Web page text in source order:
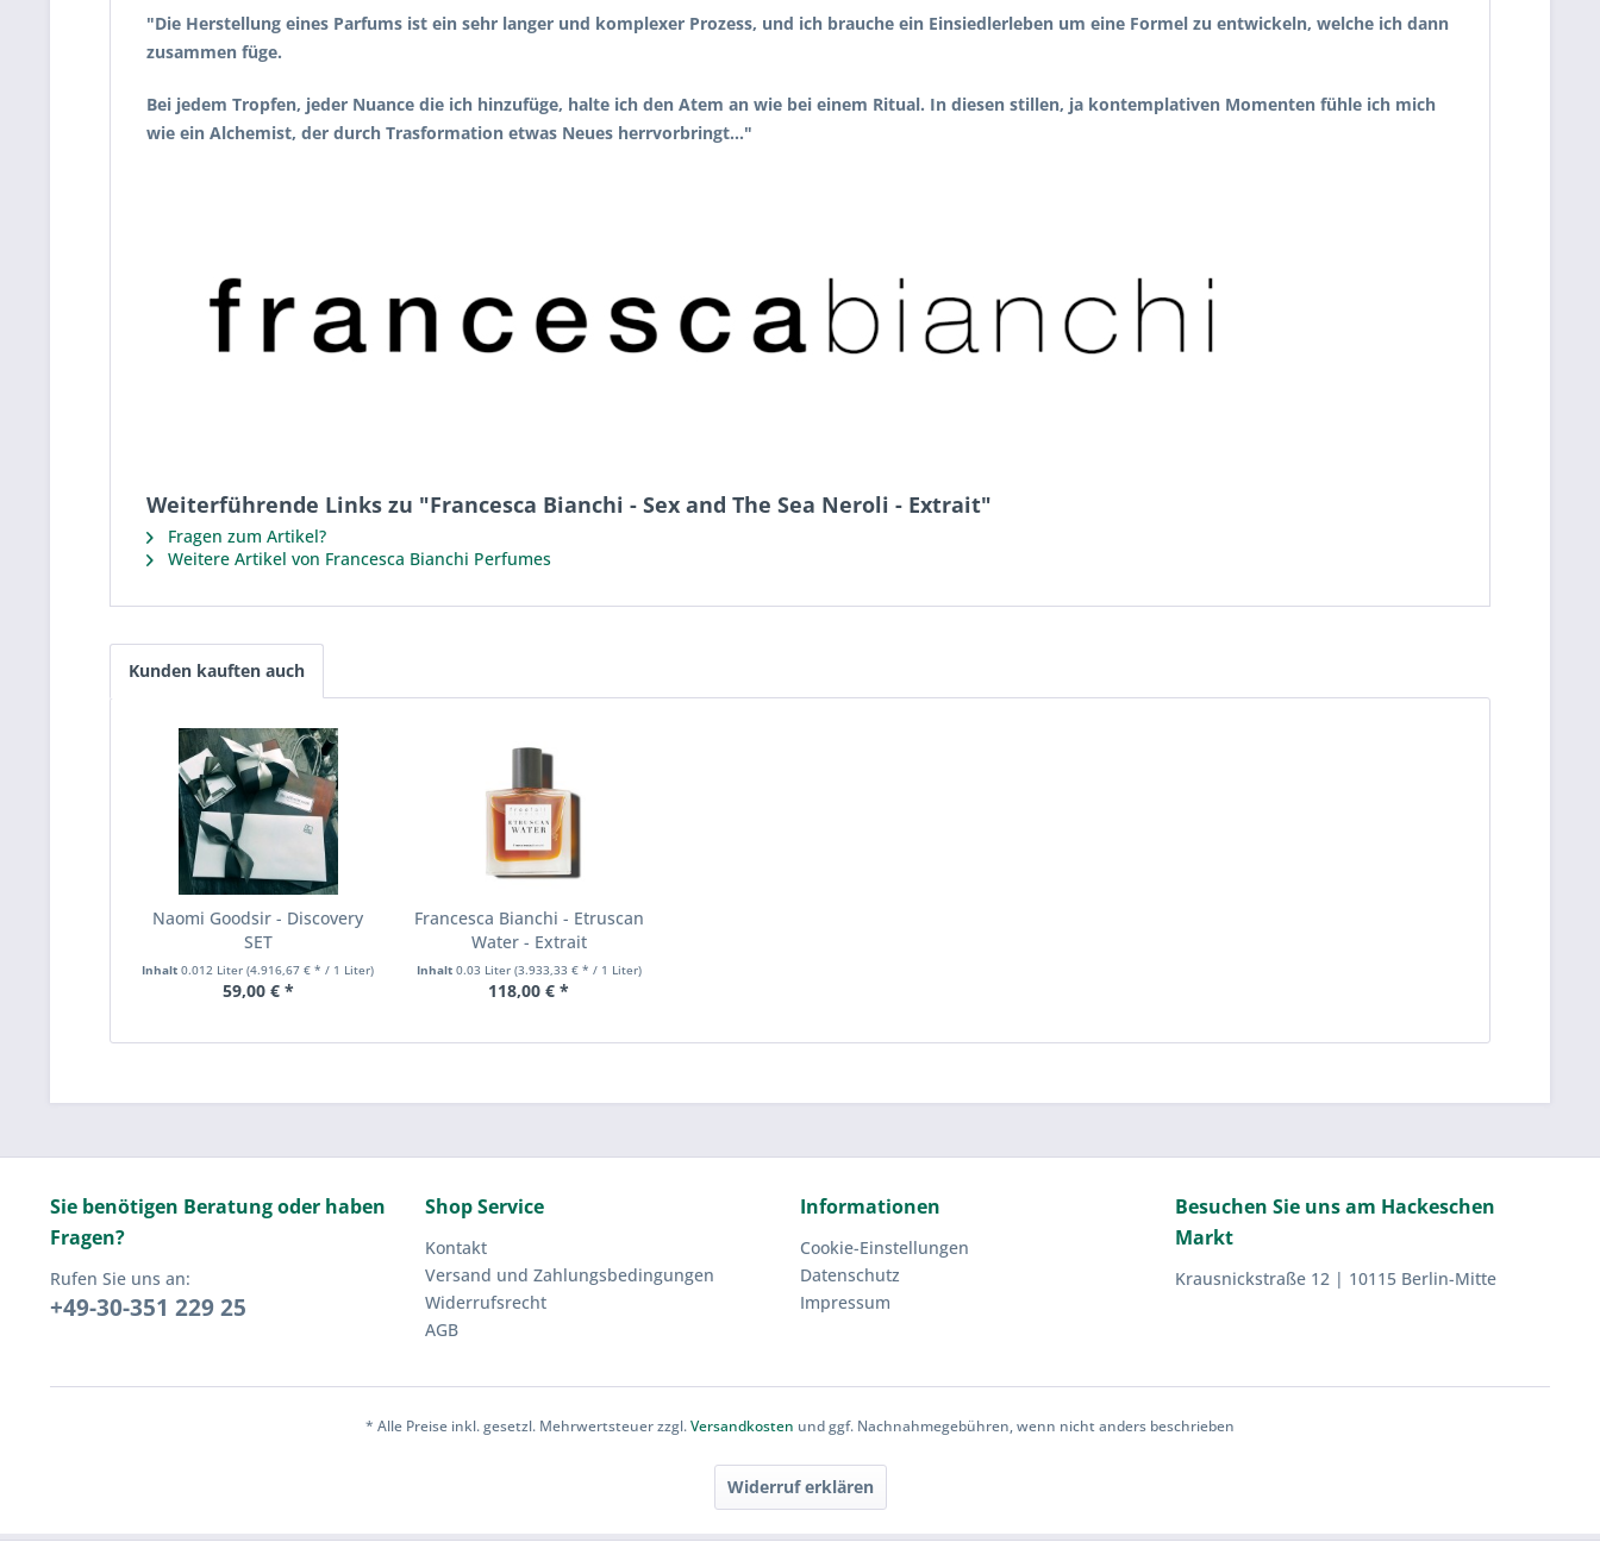
"Die Herstellung eines Parfums ist ein sehr langer und komplexer Prozess, und ich brauche ein Einsiedlerleben um eine Formel zu entwickeln, welche ich dann
zusammen füge.
Bei jedem Tropfen, jeder Nuance die ich hinzufüge, halte ich den Atem an wie bei einem Ritual. In diesen stillen, ja kontemplativen Momenten fühle ich mich
wie ein Alchemist, der durch Trasformation etwas Neues herrvorbringt..."
Weiterführende Links zu "Francesca Bianchi - Sex and The Sea Neroli - Extrait"
Fragen zum Artikel?
Weitere Artikel von Francesca Bianchi Perfumes
Kunden kauften auch
Naomi Goodsir - Discovery
SET
Inhalt0.012 Liter(4.916,67 € * / 1 Liter)
59,00 € *
Francesca Bianchi - Etruscan
Water - Extrait
Inhalt 0.03 Liter (3.933,33 € * / 1 Liter)
118,00 € *
Sie benötigen Beratung oder haben
Fragen?
Rufen Sie uns an:
+49-30-351 229 25
Shop Service
Kontakt
Versand und Zahlungsbedingungen
Widerrufsrecht
AGB
Informationen
Cookie-Einstellungen
Datenschutz
Impressum
Besuchen Sie uns am Hackeschen
Markt
Krausnickstraße 12 | 10115 Berlin-Mitte
* Alle Preise inkl. gesetzl. Mehrwertsteuer zzgl.Versandkosten und ggf. Nachnahmegebühren, wenn nicht anders beschrieben
Widerruf erklären